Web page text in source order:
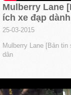
Mulberry Lane
ích xe đạp
25-03-2015
Mulberry Lane [Bản
dân